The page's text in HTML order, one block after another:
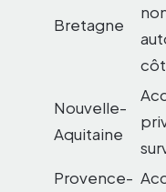
Bretagne
Nouvelle-
Aquitaine
Provence-